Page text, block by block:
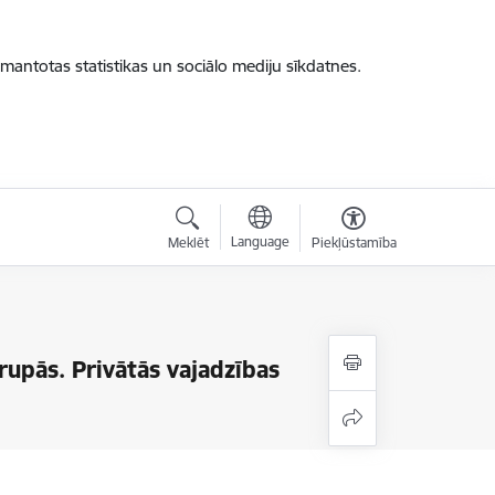
statistikas un sociālo mediju sīkdatnes.
Meklēt Language Piekļūstamība
Privātās vajadzības